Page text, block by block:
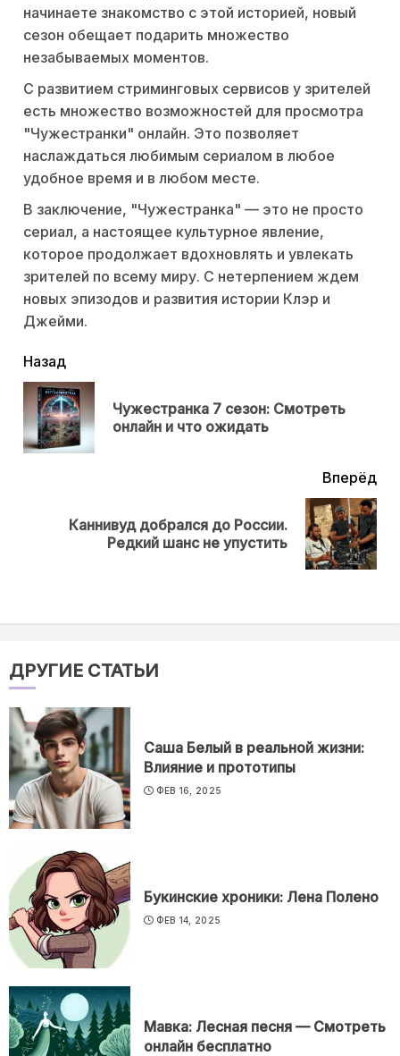
начинаете знакомство с этой историей, новый
сезон обещает подарить множество
незабываемых моментов.
С развитием стриминговых сервисов у зрителей
есть множество возможностей для просмотра
"Чужестранки" онлайн. Это позволяет
наслаждаться любимым сериалом в любое
удобное время и в любом месте.
В заключение, "Чужестранка" — это не просто
сериал, а настоящее культурное явление,
которое продолжает вдохновлять и увлекать
зрителей по всему миру. С нетерпением ждем
новых эпизодов и развития истории Клэр и
Джейми.
читать
еще
Назад
Чужестранка 7 сезон: Смотреть
онлайн и что ожидать
Вперёд
Каннивуд добрался до России.
Редкий шанс не упустить
ДРУГИЕ СТАТЬИ
Саша Белый в реальной жизни:
Влияние и прототипы
ФЕВ 16, 2025
Букинские хроники: Лена Полено
ФЕВ 14, 2025
Мавка: Лесная песня — Смотреть
онлайн бесплатно